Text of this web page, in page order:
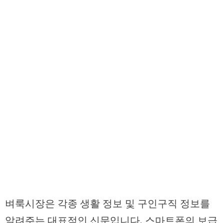
벼룩시장은 각종 생활 정보 및 구인구직 정보를
알려주는 대표적인 신문입니다. 스마트폰의 보급